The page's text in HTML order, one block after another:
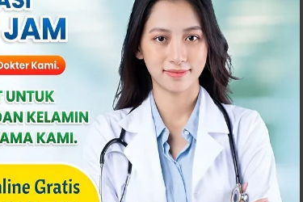
busuk
dan disertai darah
menstruasi